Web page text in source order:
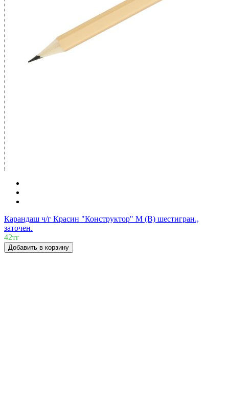
Карандаш ч/г Красин "Конструктор" М (B) шестигран.,
заточен.
42тг
Добавить в корзину